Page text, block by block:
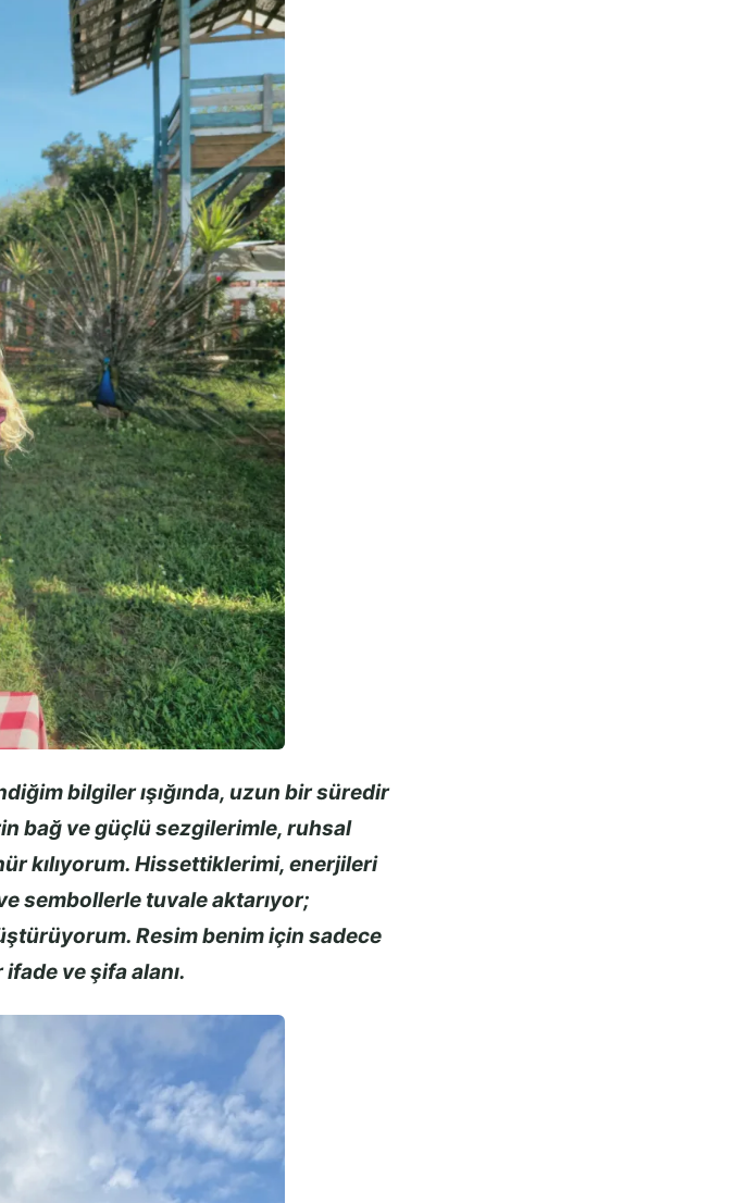
bilgiler ışığında, uzun bir süredir
bağ ve güçlü sezgilerimle, ruhsal
kılıyorum. Hissettiklerimi, enerjileri
sembollerle tuvale aktarıyor;
Resim benim için sadece
ve şifa alanı.